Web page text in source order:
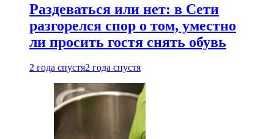
Раздеваться или нет: в Сети
разгорелся спор о том, уместно
ли просить гостя снять обувь
2 года спустя2 года спустя